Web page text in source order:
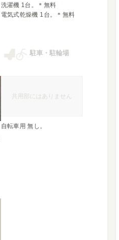
洗濯機 1台。＊無料
電気式乾燥機 1台。＊無料
駐車・駐輪場
共用部にはありません
自転車用 無し。